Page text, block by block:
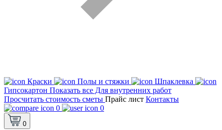
Краски Полы и стяжки
Шпаклевка
Гипсокартон Показать все Для внутренних работ
Просчитать стоимость сметы Прайс лист Контакты
0
0
0